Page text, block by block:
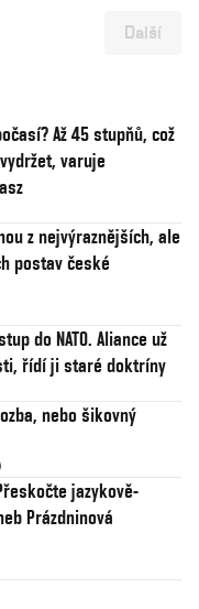
Další
Až 45 stupňů, což
varuje
z nejvýraznějších, ale
postav české
do NATO. Aliance už
řídí ji staré doktríny
nebo šikovný
jazykově-
Prázdninová